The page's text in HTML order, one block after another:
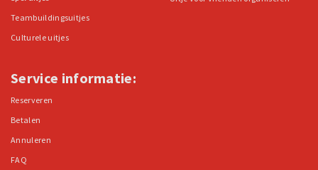
Teambuildingsuitjes
Culturele uitjes
Service informatie:
Reserveren
Betalen
Annuleren
FAQ